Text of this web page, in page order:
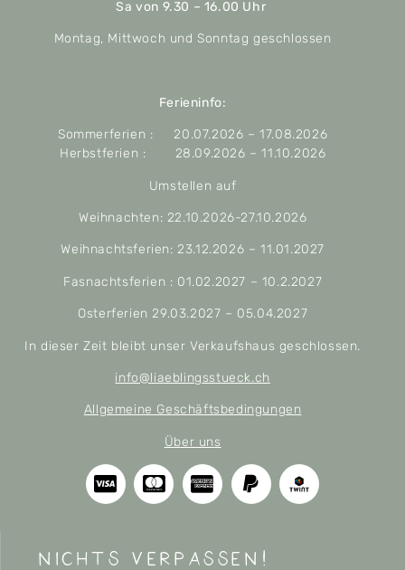
Sa von 9.30 – 16.00 Uhr
Montag, Mittwoch und Sonntag geschlossen
Ferieninfo:
Sommerferien : 20.07.2026 – 17.08.2026
Herbstferien : 28.09.2026 – 11.10.2026
Umstellen auf
Weihnachten: 22.10.2026-27.10.2026
Weihnachtsferien: 23.12.2026 – 11.01.2027
Fasnachtsferien : 01.02.2027 – 10.2.2027
Osterferien 29.03.2027 – 05.04.2027
In dieser Zeit bleibt unser Verkaufshaus geschlossen.
info@liaeblingsstueck.ch
Allgemeine Geschäftsbedingungen
Über uns
nichts verpassen!